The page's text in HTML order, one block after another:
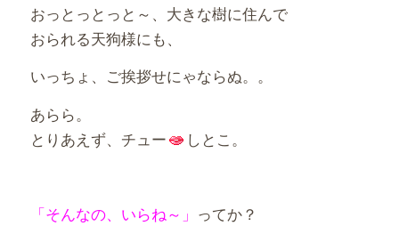
おっとっとっと～、大きな樹に住んで
おられる天狗様にも、
いっちょ、ご挨拶せにゃならぬ。。
あらら。
とりあえず、チュー
しとこ。
「そんなの、いらね～」 ってか？